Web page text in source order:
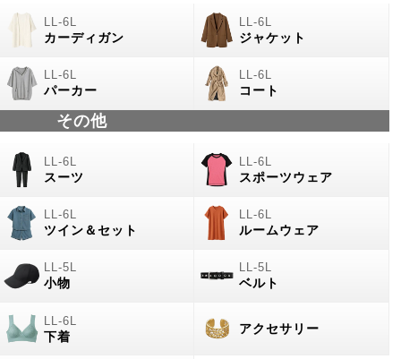
カーディガン ジャケット
パーカー コート
その他
スーツ スポーツウェア
ツイン＆セット ルームウェア
小物 ベルト
下着
アクセサリー